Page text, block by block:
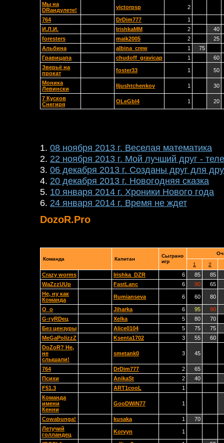
Мы на
DRандулете!
victorpsp 2
764 DrDim777
1
И.Л.И.
IrishkaMM 2
40
foresters
maik2005 2
25
Альбина
albina_crew 1
75
Гравицапа
chudoff_gravicap 1
60
Зверьё на
прокат
foster33 1 50
Моника
Левински
Iljushtchenkov 1 30
7 Кусков
Снегиря
OLeGbl4 1 20
1. 08 ноября 2013 г. Веселая математика
2. 22 ноября 2013 г. Мой лучший друг -
3. 06 декабря 2013 г. Созданы друг для
4. 20 декабря 2013 г. Новогодняя сказка
5. 10 января 2014 г. Хроники Нового года
6. 24 января 2014 г. Время не ждет
DozoR.Pro
Команда Капитан
Сыграно
игр
1
2
Crazy worms Irishka_DZR 6 85
85
WaZzzUUp
FastLanc 6 90
65
Не, ну как
Команда
Rumianseva 6 60 80
O_o Jiharka 6 95
90
G-гуRDец
Xelka 5 80
70
Без цензуры
Alice0104 5 75
75
MeGaPolizzZ
Ksenta1702 3 55
60
DoZoR? Не,
не
слышали!
smetank0 3 45
764 DrDim777 2
65
Психи
AnikaSt 2
40
F51.3
ART1cooL
1
Команда
имени
Кенни
GooDWiN77 1
Cowabunga! kusaka 1
70
Летучий
голландец
Korvyn 1